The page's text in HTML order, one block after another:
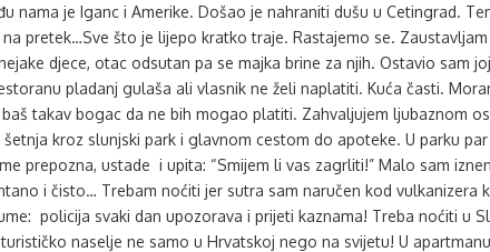
nama je Iganc i Amerike. Došao je nahraniti dušu u Cetingrad.
pretek…Sve što je lijepo kratko traje. Rastajemo se.
djece, otac odsutan pa se majka brine za njih. Ostavio sam
pladanj gulaša ali vlasnik ne želi naplatiti. Kuća časti.
takav bogac da ne bih mogao platiti. Zahvaljujem ljubaznom
šetnja kroz slunjski park i glavnom cestom do apoteke. U parku
prepozna, ustade i upita: “Smijem li vas zagrliti!” Malo sam
i čisto… Trebam noćiti jer sutra sam naručen kod vulkanizera
policija svaki dan upozorava i prijeti kaznama! Treba noćiti u
naselje ne samo u Hrvatskoj nego na svijetu! U